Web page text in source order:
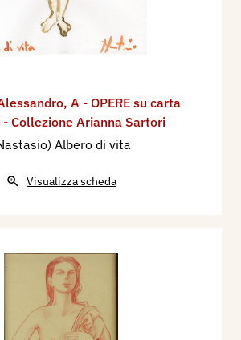
, A - OPERE su carta
- Collezione Arianna Sartori
Albero di vita
Visualizza scheda